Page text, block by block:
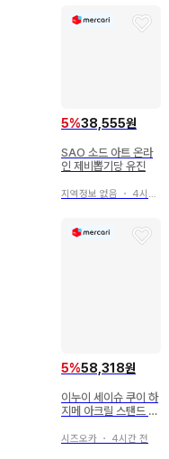
5%38,555원
SAO 소드 아트 온라
인 제비뽑기당 유진
지역정보 없음 ・ 4시간 전
5%58,318원
이누이 세이슈 쿠이 하
지메 아크릴 스탠드 세
시즈오카 ・ 4시간 전